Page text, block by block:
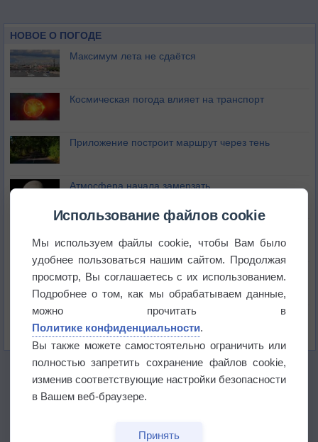
НОВОЕ О ПОГОДЕ
Максимум лета не сдаётся
Космическая погода влияет на транспорт
Приложение построит маршрут через тень
Атмосфера начала замерзать
Изменение климата повлияло на ареал обитания
бабочек
Погода в Екатеринбурге 6 августа
Использование файлов cookie
Мы используем файлы cookie, чтобы Вам было
удобнее пользоваться нашим сайтом. Продолжая
просмотр, Вы соглашаетесь с их использованием.
Подробнее о том, как мы обрабатываем данные,
можно прочитать в
Политике конфиденциальности.
Вы также можете самостоятельно ограничить или
полностью запретить сохранение файлов cookie,
изменив соответствующие настройки безопасности
в Вашем веб-браузере.
Принять